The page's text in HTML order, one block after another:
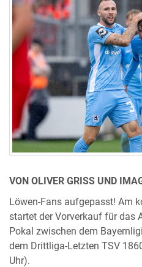
VON OLIVER GRISS UND
Löwen-Fans aufgepasst! Am
startet der Vorverkauf für das
Pokal zwischen dem
dem Drittliga-Letzten TSV
Uhr).